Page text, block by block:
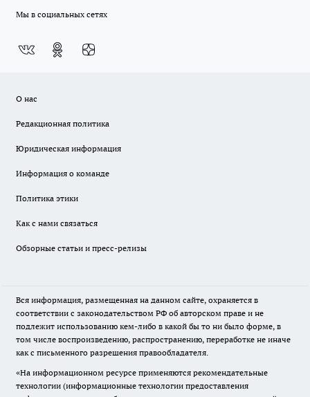
Мы в социальных сетях
О нас
Редакционная политика
Юридическая информация
Информация о команде
Политика этики
Как с нами связаться
Обзорные статьи и пресс-релизы
Вся информация, размещенная на данном сайте, охраняется в
соответствии с законодательством РФ об авторском праве и не
подлежит использованию кем-либо в какой бы то ни было форме, в
том числе воспроизведению, распространению, переработке не иначе
как с письменного разрешения правообладателя.
«На информационном ресурсе применяются рекомендательные
технологии (информационные технологии предоставления